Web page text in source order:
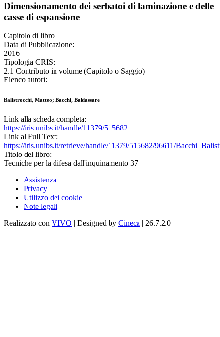
Dimensionamento dei serbatoi di laminazione e delle
casse di espansione
Capitolo di libro
Data di Pubblicazione:
2016
Tipologia CRIS:
2.1 Contributo in volume (Capitolo o Saggio)
Elenco autori:
Balistrocchi, Matteo; Bacchi, Baldassare
Link alla scheda completa:
https://iris.unibs.it/handle/11379/515682
Link al Full Text:
https://iris.unibs.it/retrieve/handle/11379/515682/96611/
Titolo del libro:
Tecniche per la difesa dall'inquinamento 37
Assistenza
Privacy
Utilizzo dei cookie
Note legali
Realizzato con VIVO | Designed by Cineca | 26.7.2.0